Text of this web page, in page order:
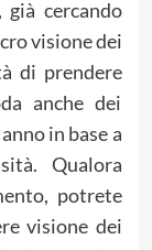
, già cercando
visione dei
di prendere
anche dei
in base a
Qualora
potrete
visione dei